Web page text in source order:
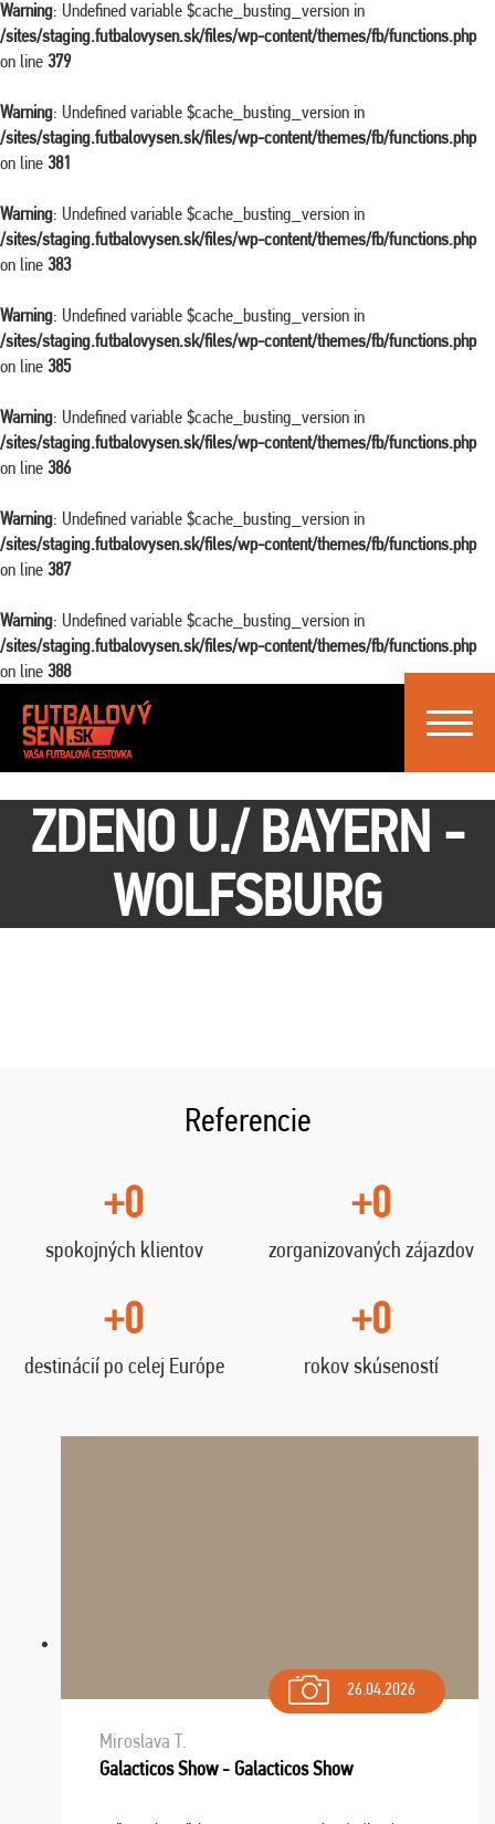
Warning: Undefined variable $cache_busting_version in
/sites/staging.futbalovysen.sk/files/wp-content/themes/fb/functions.php
on line 379
Warning: Undefined variable $cache_busting_version in
/sites/staging.futbalovysen.sk/files/wp-content/themes/fb/functions.php
on line 381
Warning: Undefined variable $cache_busting_version in
/sites/staging.futbalovysen.sk/files/wp-content/themes/fb/functions.php
on line 383
Warning: Undefined variable $cache_busting_version in
/sites/staging.futbalovysen.sk/files/wp-content/themes/fb/functions.php
on line 385
Warning: Undefined variable $cache_busting_version in
/sites/staging.futbalovysen.sk/files/wp-content/themes/fb/functions.php
on line 386
Warning: Undefined variable $cache_busting_version in
/sites/staging.futbalovysen.sk/files/wp-content/themes/fb/functions.php
on line 387
Warning: Undefined variable $cache_busting_version in
/sites/staging.futbalovysen.sk/files/wp-content/themes/fb/functions.php
on line 388
Toggle
ZDENO U./ BAYERN -
WOLFSBURG
Referencie
+0
spokojných klientov
+0
zorganizovaných zájazdov
+0
destinácií po celej Európe
+0
rokov skúseností
26.04.2026
Miroslava T.
Galacticos Show - Galacticos Show